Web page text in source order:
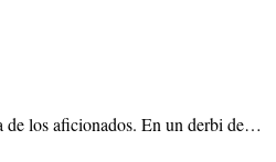
de los aficionados. En un derbi de…